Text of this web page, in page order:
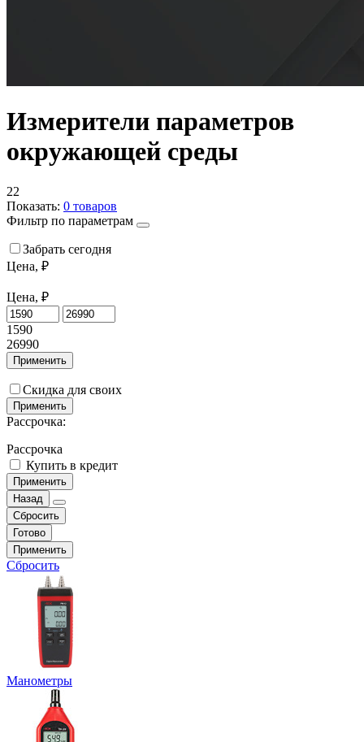
Измерители параметров
окружающей среды
22
Показать: 0 товаров
Фильтр по параметрам
Забрать сегодня
Цена, ₽
Цена, ₽
1590
26990
Применить
Скидка для своих
Применить
Рассрочка:
Рассрочка
Купить в кредит
Применить
Назад
Сбросить
Готово
Применить
Сбросить
Манометры